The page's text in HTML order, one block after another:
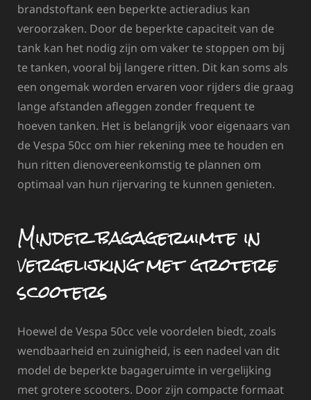
brandstoftank een beperkte actieradius kan
veroorzaken. Door de beperkte capaciteit van de
tank kan het nodig zijn om vaker te stoppen om bij
te tanken, vooral bij langere ritten. Dit kan soms als
een ongemak worden ervaren voor rijders die graag
lange afstanden afleggen zonder frequent te
hoeven tanken. Het is belangrijk voor eigenaars van
de Vespa 50cc om hier rekening mee te houden en
hun ritten dienovereenkomstig te plannen om
optimaal van hun rijervaring te kunnen genieten.
Minder bagageruimte in
vergelijking met grotere
scooters
Hoewel de Vespa 50cc vele voordelen biedt, zoals
wendbaarheid en zuinigheid, is een nadeel van dit
model de beperkte bagageruimte in vergelijking
met grotere scooters. Door zijn compacte formaat